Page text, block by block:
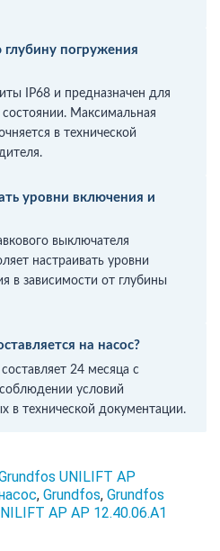
погружения
IP68 и предназначен для
Максимальная
в технической
уровни включения и
выключателя
настраивать уровни
в зависимости от глубины
на насос?
24 месяца с
условий
в технической документации.
UNILIFT AP
, Grundfos, Grundfos
AP AP 12.40.06.A1